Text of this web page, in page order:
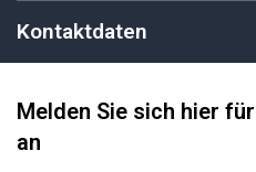
Kontaktdaten
Melden Sie sich hier
an